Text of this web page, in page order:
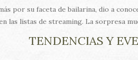
por su faceta de bailarina, dio a
las listas de streaming. La sorpresa
TENDENCIAS Y